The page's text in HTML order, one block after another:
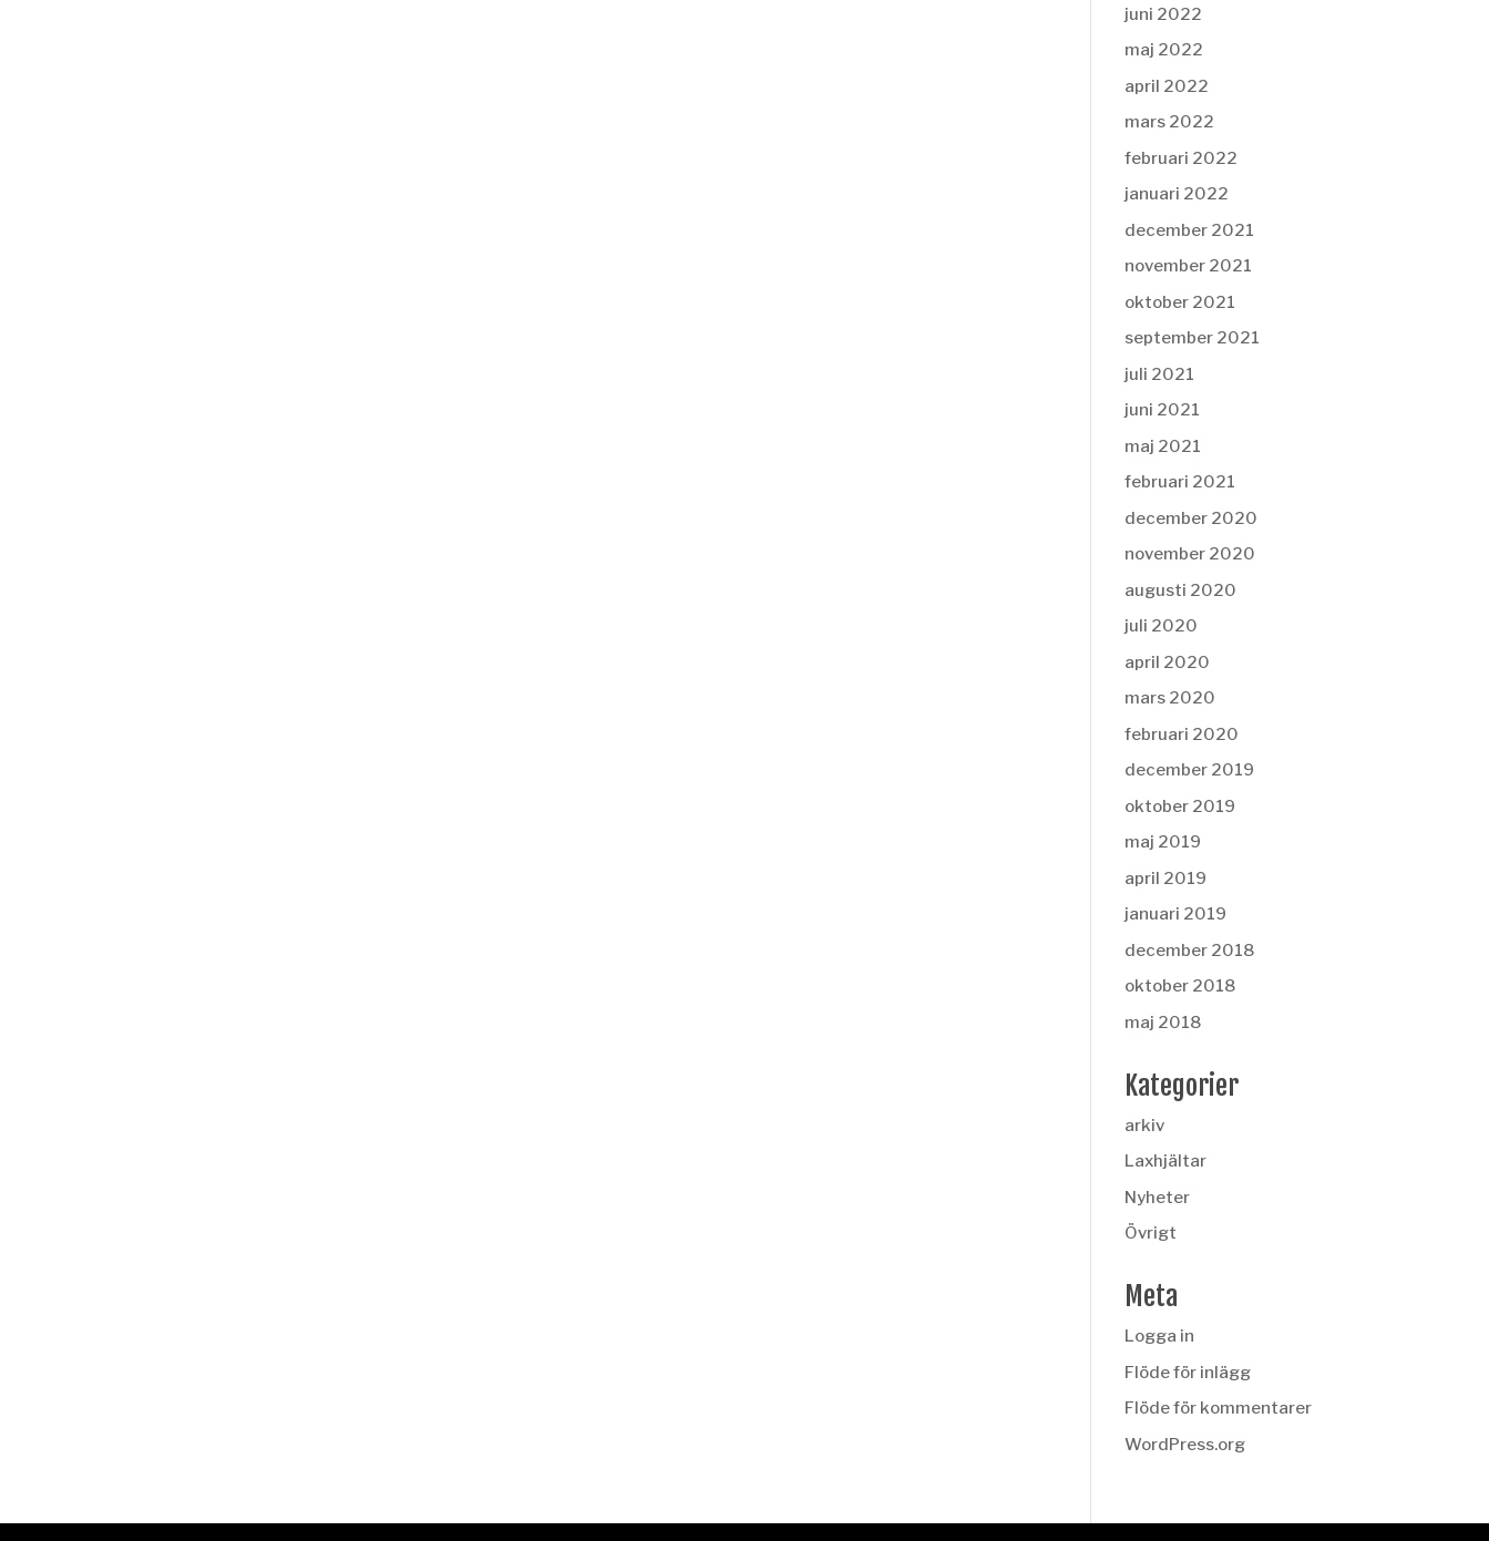
juni 2022
maj 2022
april 2022
mars 2022
februari 2022
januari 2022
december 2021
november 2021
oktober 2021
september 2021
juli 2021
juni 2021
maj 2021
februari 2021
december 2020
november 2020
augusti 2020
juli 2020
april 2020
mars 2020
februari 2020
december 2019
oktober 2019
maj 2019
april 2019
januari 2019
december 2018
oktober 2018
maj 2018
Kategorier
arkiv
Laxhjältar
Nyheter
Övrigt
Meta
Logga in
Flöde för inlägg
Flöde för kommentarer
WordPress.org